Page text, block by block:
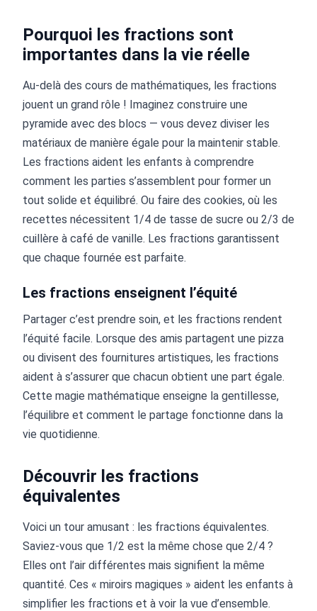
Pourquoi les fractions sont
importantes dans la vie réelle
Au-delà des cours de mathématiques, les fractions
jouent un grand rôle ! Imaginez construire une
pyramide avec des blocs — vous devez diviser les
matériaux de manière égale pour la maintenir stable.
Les fractions aident les enfants à comprendre
comment les parties s’assemblent pour former un
tout solide et équilibré. Ou faire des cookies, où les
recettes nécessitent 1/4 de tasse de sucre ou 2/3 de
cuillère à café de vanille. Les fractions garantissent
que chaque fournée est parfaite.
Les fractions enseignent l’équité
Partager c’est prendre soin, et les fractions rendent
l’équité facile. Lorsque des amis partagent une pizza
ou divisent des fournitures artistiques, les fractions
aident à s’assurer que chacun obtient une part égale.
Cette magie mathématique enseigne la gentillesse,
l’équilibre et comment le partage fonctionne dans la
vie quotidienne.
Découvrir les fractions
équivalentes
Voici un tour amusant : les fractions équivalentes.
Saviez-vous que 1/2 est la même chose que 2/4 ?
Elles ont l’air différentes mais signifient la même
quantité. Ces « miroirs magiques » aident les enfants à
simplifier les fractions et à voir la vue d’ensemble.